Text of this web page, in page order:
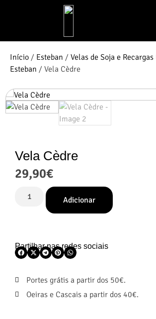
Início / Esteban / Velas de Soja e Recargas
Esteban / Vela Cèdre
Vela Cèdre
29,90€
Adicionar
Partilhar nas redes sociais
Portes grátis a partir dos 50€.
Oeiras e Cascais a partir dos 40€.